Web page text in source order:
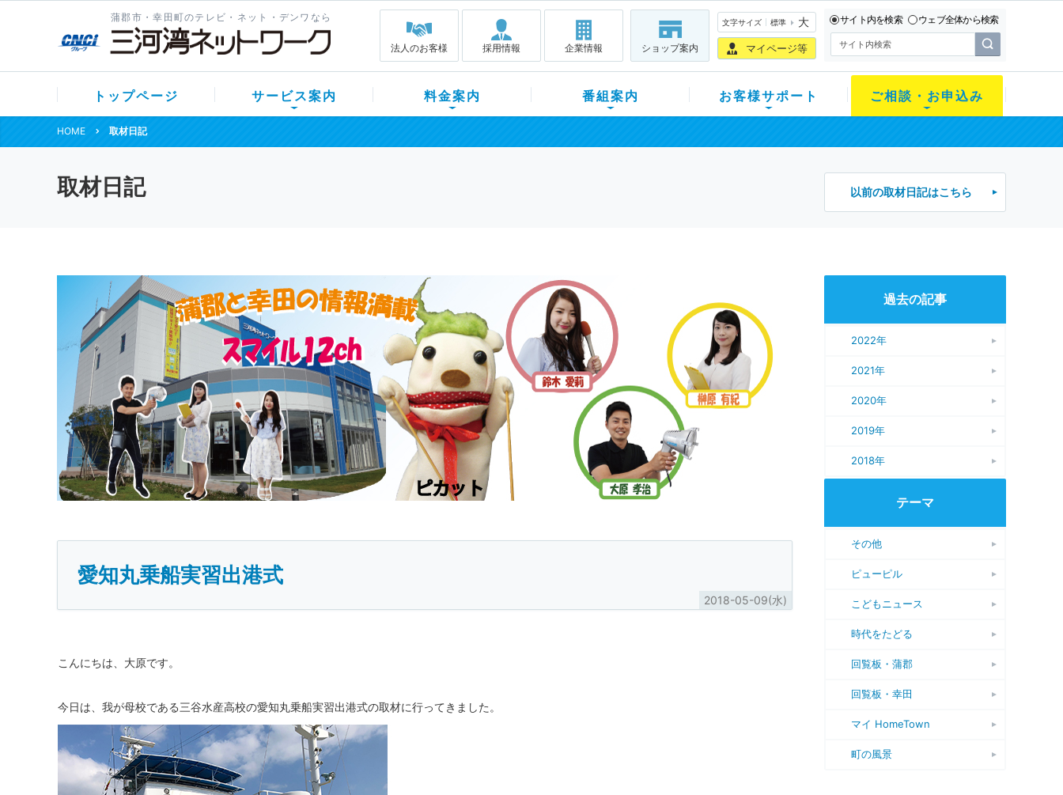
蒲郡市・幸田町のテレビ・ネット・デンワなら
法人のお客様 採用情報 企業情報 ショップ案内
文字サイズ 標準 大
マイページ等
サイト内を検索 ウェブ全体から検索
トップページ サービス案内 料金案内 番組案内 お客様サポート ご相談・お申込み
HOME 取材日記
取材日記 以前の取材日記はこちら
愛知丸乗船実習出港式
2018-05-09(水)
こんにちは、大原です。
今日は、我が母校である三谷水産高校の愛知丸乗船実習出港式の取材に行ってきました。
過去の記事
2022年
2021年
2020年
2019年
2018年
テーマ
その他
ピューピル
こどもニュース
時代をたどる
回覧板・蒲郡
回覧板・幸田
マイ HomeTown
町の風景